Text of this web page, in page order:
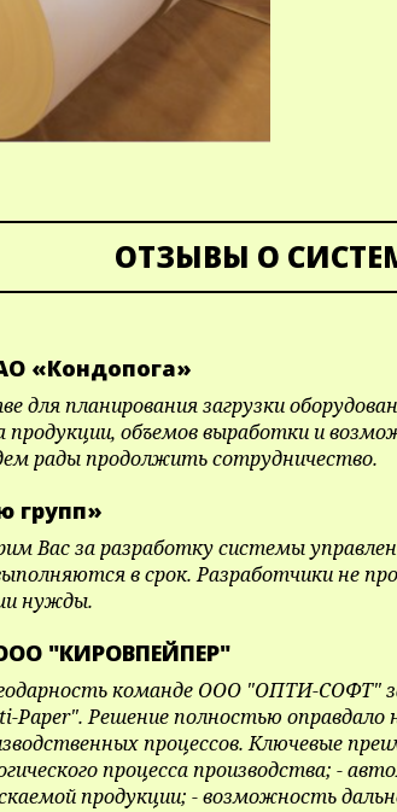
ОТЗЫВЫ О
«Кондопога»
для планирования загрузки
объемов выработки и
рады продолжить сотрудничество.
групп»
Вас за разработку системы
в срок. Разработчики не
нужды.
"КИРОВПЕЙПЕР"
команде ООО "ОПТИ-СОФТ" за
Paper". Решение полностью
процессов. Ключевые
процесса производства; -
продукции; - возможность